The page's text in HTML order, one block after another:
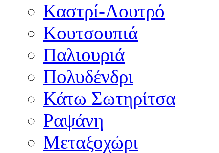
Καστρί-Λουτρό
Κουτσουπιά
Παλιουριά
Πολυδένδρι
Κάτω Σωτηρίτσα
Ραψάνη
Μεταξοχώρι